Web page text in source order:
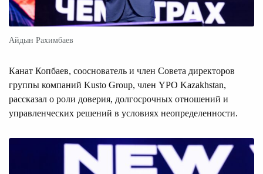
Айдын Рахимбаев
Канат Копбаев, сооснователь и член Совета директоров
группы компаний Kusto Group, член YPO Kazakhstan,
рассказал о роли доверия, долгосрочных отношений и
управленческих решений в условиях неопределенности.